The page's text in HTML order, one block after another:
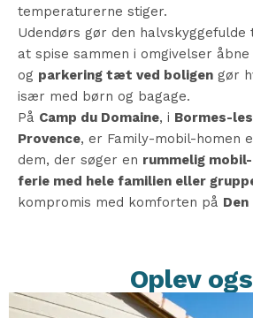
temperaturerne stiger.
Udendørs gør den
at spise sammen i omgivelser åbne
og parkering tæt ved boligen gør
især med børn og bagage.
På Camp du Domaine, i Bormes-
Provence, er Family-mobil-homen
dem, der søger en rummelig
ferie med hele familien eller
kompromis med komforten på
Oplev